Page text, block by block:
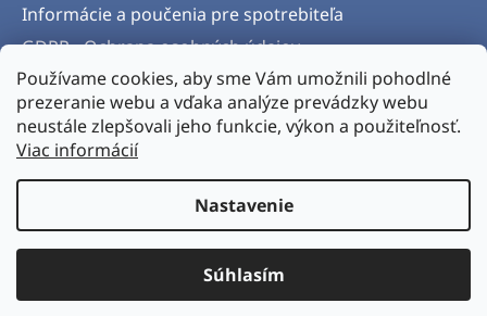
Používame cookies, aby sme Vám umožnili pohodlné
prezeranie webu a vďaka analýze prevádzky webu
neustále zlepšovali jeho funkcie, výkon a použiteľnosť.
Viac informácií
Nastavenie
Súhlasím
Informácie a poučenia pre spotrebiteľa
GDPR - Ochrana osobných údajov
Formulár na odstúpenie od zmluvy
Postup pri vytknutí vady produktu a Reklamačný
protokol
Vytvoril Shoptet& Verteco.sk
BICYKLORAJ s.r.o.
vyhradené.Upraviť nastavenie cookies